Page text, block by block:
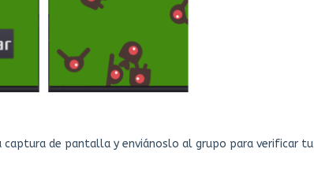
de pantalla y enviánoslo al grupo para verificar tu